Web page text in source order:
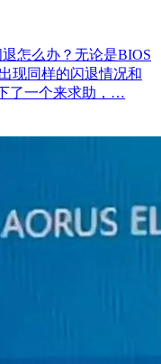
怎么办？无论是BIOS
现同样的闪退情况和
了一个来求助，…